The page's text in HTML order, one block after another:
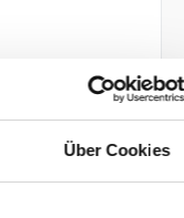
Über Cookies